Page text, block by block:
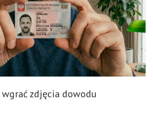
zdjęcia dowodu